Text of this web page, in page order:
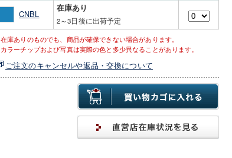
CNBL
在庫あり
2～3日後に出荷予定
在庫ありのものでも、商品が確保できない場合があります。
カラーチップおよび写真は実際の色と多少異なることがあります。
ご注文のキャンセルや返品・交換について